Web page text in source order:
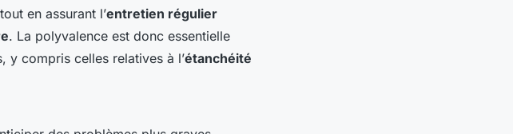
en assurant l’entretien régulier
. La polyvalence est donc essentielle
y compris celles relatives à l’étanchéité